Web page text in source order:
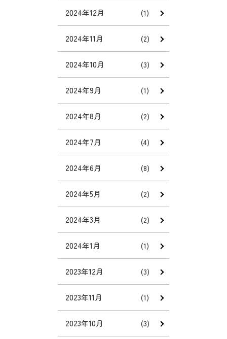
2024年12月 (1)
2024年11月 (2)
2024年10月 (3)
2024年9月 (1)
2024年8月 (2)
2024年7月 (4)
2024年6月 (8)
2024年5月 (2)
2024年3月 (2)
2024年1月 (1)
2023年12月 (3)
2023年11月 (1)
2023年10月 (3)